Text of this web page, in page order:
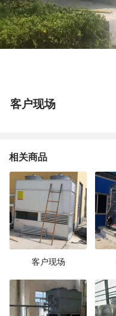
客户现场
相关商品
客户现场